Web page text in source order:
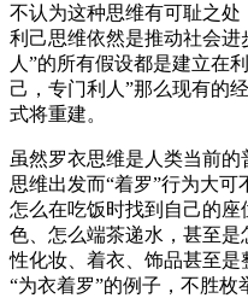
不认为这种思维有可耻之
利己思维依然是推动社会
人”的所有假设都是建立在
己，专门利人”那么现有的
式将重建。
虽然罗衣思维是人类当前
思维出发而“着罗”行为大
怎么在吃饭时找到自己的
色、怎么端茶递水，甚至
性化妆、着衣、饰品甚至
“为衣着罗”的例子，不胜枚